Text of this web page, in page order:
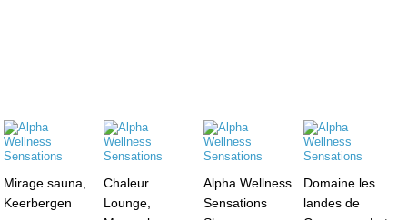
Mirage sauna,
Keerbergen
Chaleur
Lounge,
Alpha Wellness
Sensations
Domaine les
landes de